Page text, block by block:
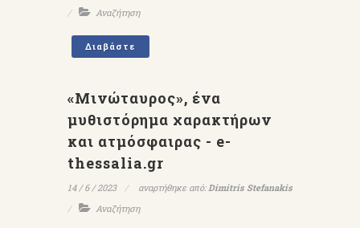
Αναζήτηση
Διαβάστε
«Μινώταυρος», ένα
μυθιστόρημα χαρακτήρων
και ατμόσφαιρας - e-
thessalia.gr
14 / 6 / 2023 αναρτήθηκε από:Dimitris Stefanakis
Αναζήτηση